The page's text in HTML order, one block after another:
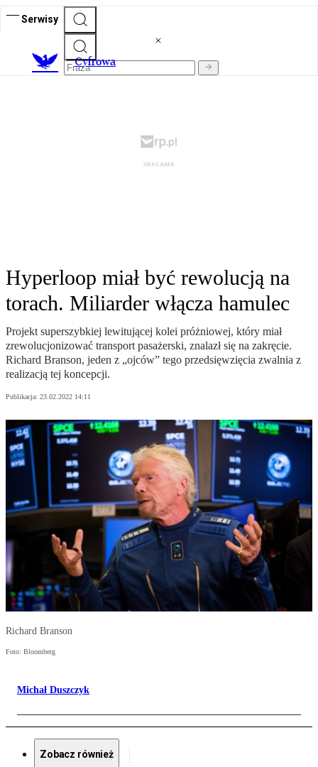
Serwisy
Cyfrowa
Hyperloop miał być rewolucją na
torach. Miliarder włącza hamulec
Projekt superszybkiej lewitującej kolei próżniowej, który miał
zrewolucjonizować transport pasażerski, znalazł się na zakręcie.
Richard Branson, jeden z „ojców” tego przedsięwzięcia zwalnia z
realizacją tej koncepcji.
Publikacja: 23.02.2022 14:11
Richard Branson
Foto: Bloomberg
Michał Duszczyk
Zobacz również